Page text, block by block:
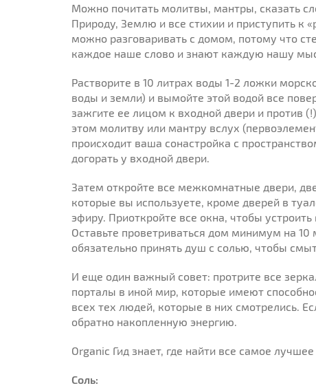
Можно почитать молитвы, мантры, сказать
Природу, Землю и все стихии и приступить к
можно разговаривать с домом, потому что
каждое наше слово и знают каждую нашу
Растворите в 10 литрах воды 1-2 ложки
воды и земли) и вымойте этой водой все
зажгите ее лицом к входной двери и против
этом молитву или мантру вслух
происходит ваша сонастройка с
догорать у входной двери.
Затем откройте все межкомнатные двери,
которые вы используете, кроме дверей в
эфиру. Приоткройте все окна, чтобы
Оставьте проветриваться дом минимум на 10
обязательно принять душ с солью, чтобы
И еще один важный совет: протрите все
порталы в иной мир, которые имеют
всех тех людей, которые в них смотрелись.
обратно накопленную энергию.
Organic Гид знает, где найти все самое
Соль: